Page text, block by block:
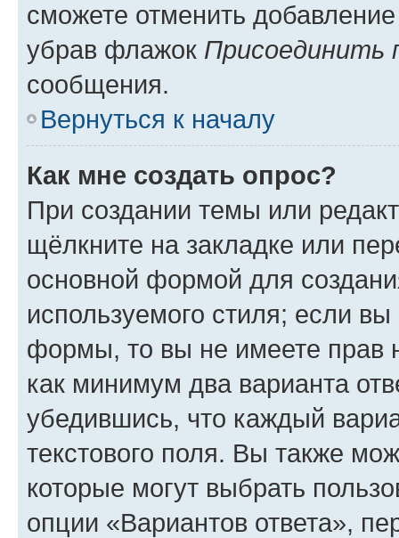
сможете отменить
убрав флажок Присоединить
сообщения.
Вернуться к началу
Как мне создать опрос?
При создании темы или
щёлкните на закладке или
основной формой для
используемого стиля; если
формы, то вы не имеете прав
как минимум два варианта
убедившись, что каждый
текстового поля. Вы также
которые могут выбрать
опции «Вариантов ответа»,